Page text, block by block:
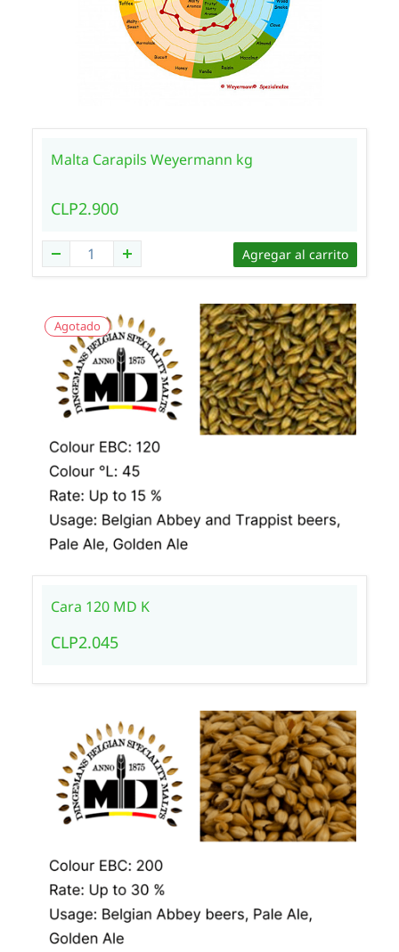
Malta Carapils Weyermann kg
CLP2.900
Agregar al carrito
Agotado
Cara 120 MD K
CLP2.045